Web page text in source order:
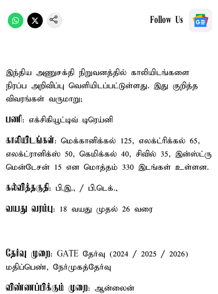
Follow Us
இந்திய அணுசக்தி நிறுவனத்தில் காலியிடங்களை
நிரப்ப அறிவிப்பு வெளியிடப்பட்டுள்ளது. இது குறித்த
விவரங்கள் வருமாறு;
பணி: எக்சிகியூட்டிவ் டிரெய்னி
காலியிடங்கள்: மெக்கானிக்கல் 125, எலக்ட்ரிக்கல் 65,
எலக்ட்ரானிக்ஸ் 50, கெமிக்கல் 40, சிவில் 35, இன்ஸ்ட்ரு
மென்டேசன் 15 என மொத்தம் 330 இடங்கள் உள்ளன.
கல்வித்தகுதி: பி.இ., / பி.டெக்.,
வயது வரம்பு: 18 வயது முதல் 26 வரை
தேர்வு முறை: GATE தேர்வு (2024 / 2025 / 2026)
மதிப்பெண், நேர்முகத்தேர்வு
விண்ணப்பிக்கும் முறை: ஆன்லைன்